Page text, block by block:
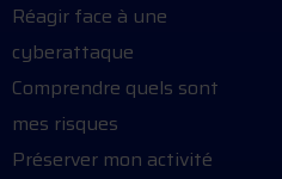
Réagir face à une
cyberattaque
Comprendre quels sont
mes risques
Préserver mon activité